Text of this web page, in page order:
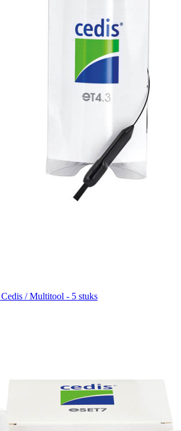
Cedis / Multitool - 5 stuks